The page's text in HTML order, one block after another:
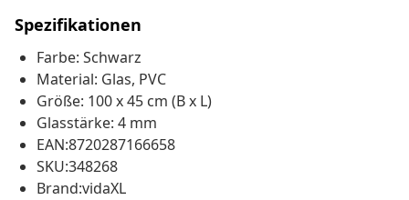
Spezifikationen
Farbe: Schwarz
Material: Glas, PVC
Größe: 100 x 45 cm (B x L)
Glasstärke: 4 mm
EAN:8720287166658
SKU:348268
Brand:vidaXL